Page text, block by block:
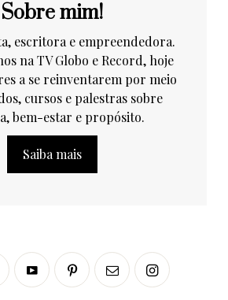
Sobre mim!
escritora e empreendedora.
na TV Globo e Record, hoje
a se reinventarem por meio
cursos e palestras sobre
bem-estar e propósito.
Saiba mais